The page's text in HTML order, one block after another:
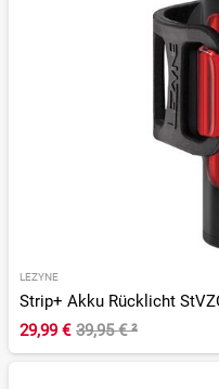
LEZYNE
Strip+ Akku Rücklicht
29,99 € 39,95 €²